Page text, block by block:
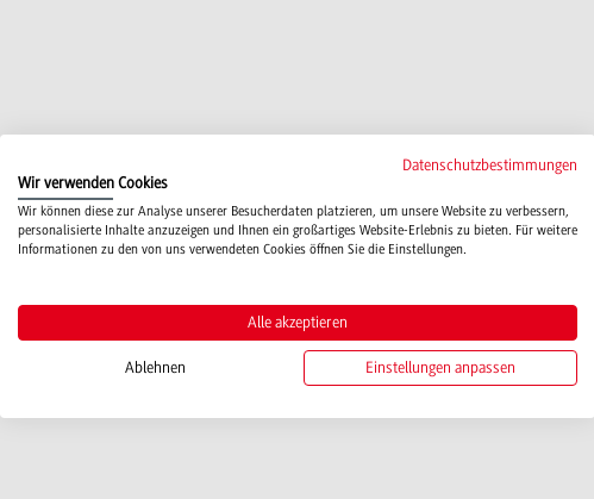
Datenschutzbestimmungen
Wir verwenden Cookies
Wir können diese zur Analyse unserer Besucherdaten platzieren, um unsere Website zu verbessern,
personalisierte Inhalte anzuzeigen und Ihnen ein großartiges Website-Erlebnis zu bieten. Für weitere
Informationen zu den von uns verwendeten Cookies öffnen Sie die Einstellungen.
Alle akzeptieren
Ablehnen Einstellungen anpassen